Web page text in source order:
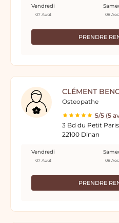
PRENDRE
Vendredi
07 Août 08
CLÉMENT
Osteopathe
5/5 (5
3 Bd du Petit Paris
22100 Dinan
PRENDRE
Vendredi
07 Août 08